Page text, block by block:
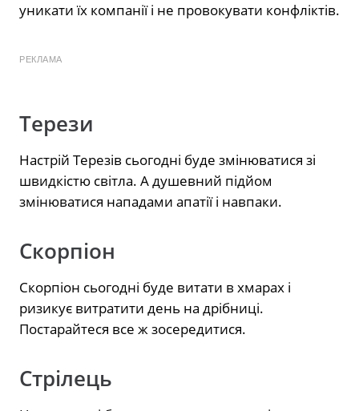
уникати їх компанії і не провокувати конфліктів.
РЕКЛАМА
Терези
Настрій Терезів сьогодні буде змінюватися зі
швидкістю світла. А душевний підйом
змінюватися нападами апатії і навпаки.
Скорпіон
Скорпіон сьогодні буде витати в хмарах і
ризикує витратити день на дрібниці.
Постарайтеся все ж зосередитися.
Стрілець